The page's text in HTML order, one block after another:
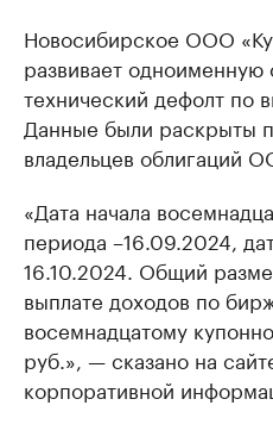
Новосибирское ООО
развивает одноименную
технический дефолт по
Данные были раскрыты
владельцев облигаций
«Дата начала
периода –16.09.2024,
16.10.2024. Общий
выплате доходов по
восемнадцатому
руб.», — сказано на
корпоративной